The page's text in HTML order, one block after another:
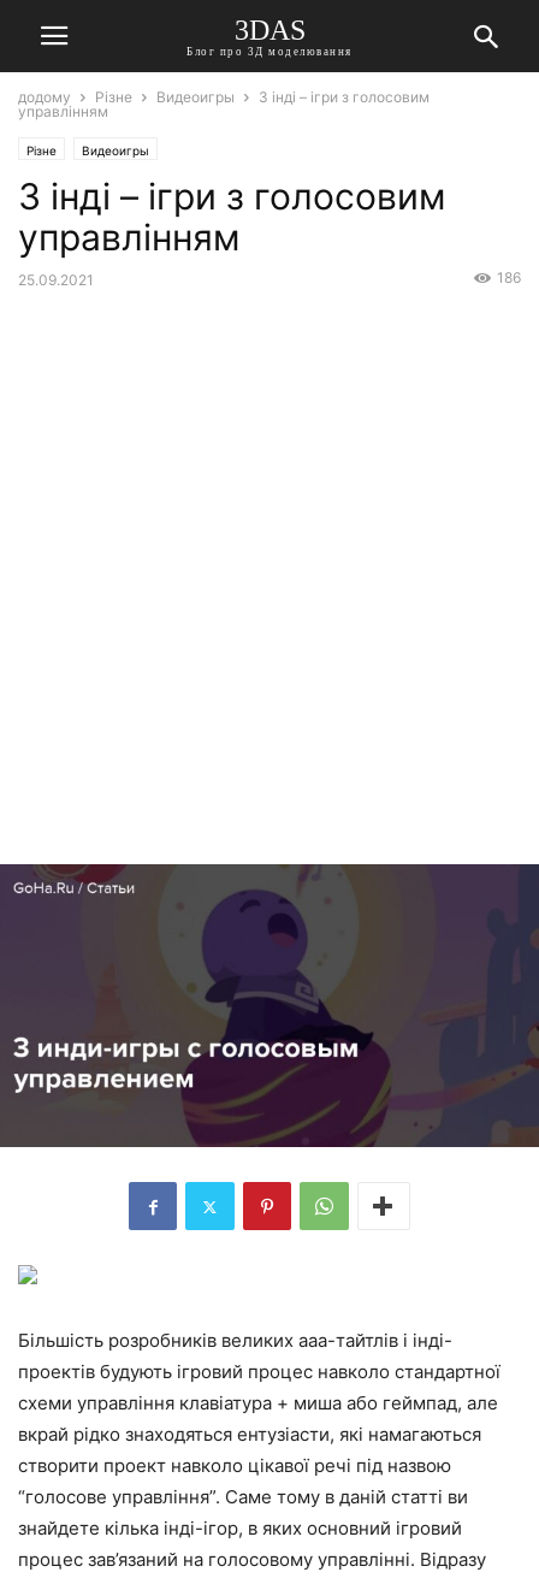
3DAS
Блог про 3Д моделювання
додому Різне Видеоигры
3 інді – ігри з голосовим
управлінням
Різне Видеоигры
3 інді – ігри з голосовим
управлінням
25.09.2021 186
Більшість розробників великих ааа-тайтлів і інді-
проектів будують ігровий процес навколо стандартної
схеми управління клавіатура + миша або геймпад, але
вкрай рідко знаходяться ентузіасти, які намагаються
створити проект навколо цікавої речі під назвою
“голосове управління”. Саме тому в даній статті ви
знайдете кілька інді-ігор, в яких основний ігровий
процес зав’язаний на голосовому управлінні. Відразу